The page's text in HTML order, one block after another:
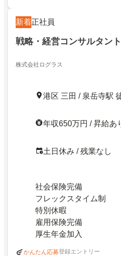
新着正社員
戦略・経営コンサルタント
株式会社ログラス
港区 三田 / 泉岳寺駅
年収650万円 / 昇給あ
土日休み / 残業なし
社会保険完備
フレックスタイム制
特別休暇
雇用保険完備
厚生年金加入
かんたん応募登録エントリー